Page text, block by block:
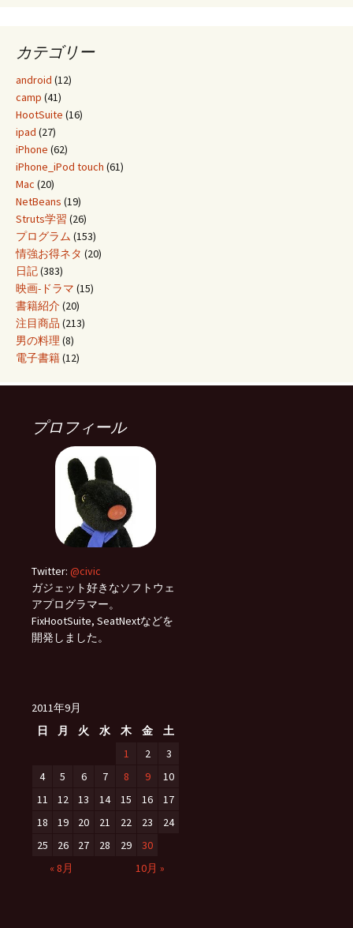
カテゴリー
android (12)
camp (41)
HootSuite (16)
ipad (27)
iPhone (62)
iPhone_iPod touch (61)
Mac (20)
NetBeans (19)
Struts学習 (26)
プログラム (153)
情強お得ネタ (20)
日記(383)
映画-ドラマ (15)
書籍紹介(20)
注目商品 (213)
男の料理 (8)
電子書籍(12)
プロフィール
Twitter: @civic
ガジェット好きなソフトウェ
アプログラマー。
FixHootSuite, SeatNextなどを
開発しました。
2011年9月
日
月 火 水 木 金
土
1
2
3
4
5 6 7 8 9
10
11
12 13 14 15 16
17
18
19 20 21 22 23
24
25
26 27 28 29
30
« 8月
10月 »